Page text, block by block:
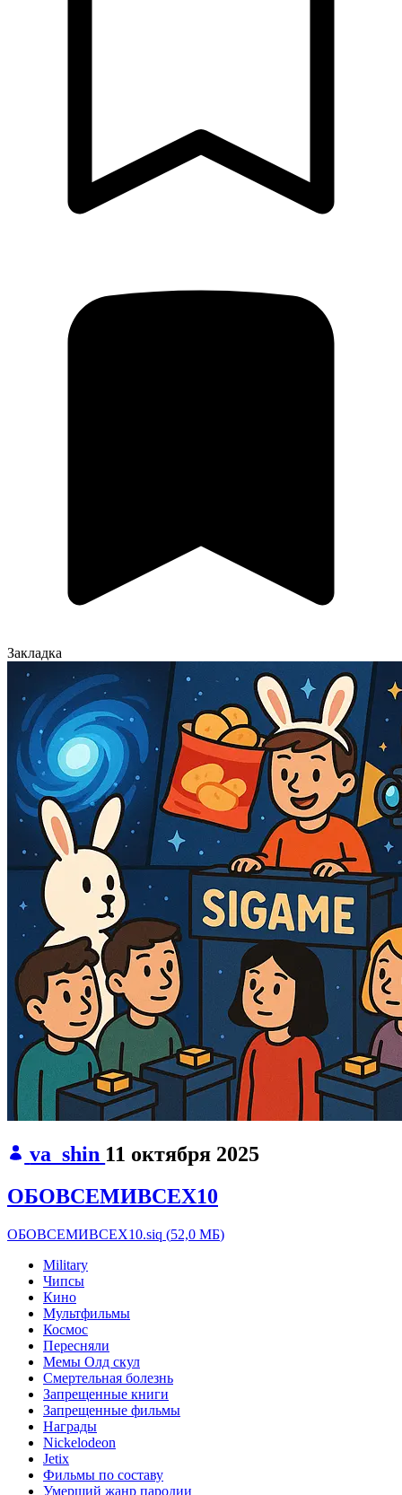
Закладка
va_shin 11 октября 2025
ОБОВСЕМИВСЕХ10
ОБОВСЕМИВСЕХ10.siq (52,0 МБ)
Military
Чипсы
Кино
Мультфильмы
Космос
Пересняли
Мемы Олд скул
Смертельная болезнь
Запрещенные книги
Запрещенные фильмы
Награды
Nickelodeon
Jetix
Фильмы по составу
Умерший жанр пародии